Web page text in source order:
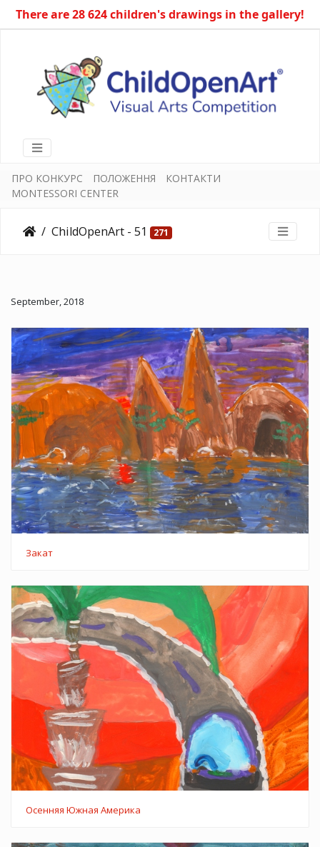
There are 28 624 children's drawings in the gallery!
ПРО КОНКУРС ПОЛОЖЕННЯ
КОНТАКТИ
MONTESSORI CENTER
ChildOpenArt - 51 271
September, 2018
Закат
Осенняя Южная Америка